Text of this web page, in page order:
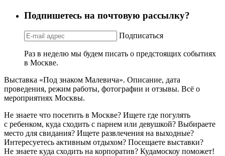
Подпишетесь на почтовую рассылку?
Подписаться
Раз в неделю мы будем писать о предстоящих событиях
в Москве.
Выставка «Под знаком Малевича». Описание, дата
проведения, режим работы, фотографии и отзывы. Всё о
мероприятиях Москвы.
Не знаете что посетить в Москве? Ищете где погулять
с ребенком, куда сходить с парнем или девушкой? Выбираете
место для свидания? Ищете развлечения на выходные?
Интересуетесь активным отдыхом? Посещаете выставки?
Не знаете куда сходить на корпоратив? Кудамоскоу поможет!